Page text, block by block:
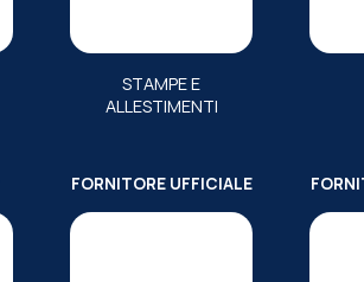
STAMPE E
ALLESTIMENTI
FORNITORE UFFICIALE